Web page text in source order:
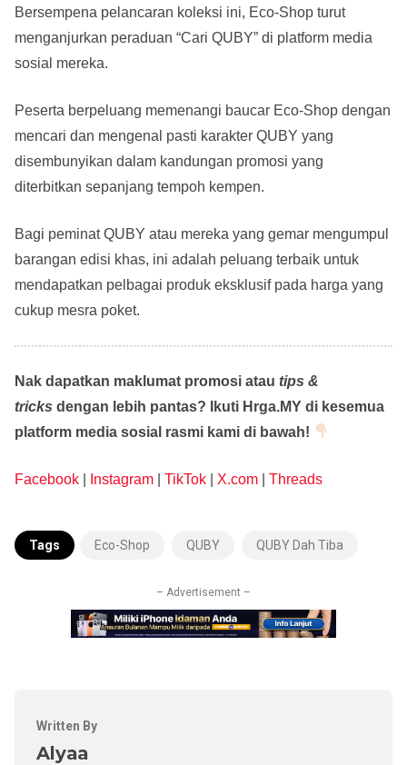
Bersempena pelancaran koleksi ini, Eco-Shop turut
menganjurkan peraduan “Cari QUBY” di platform media
sosial mereka.
Peserta berpeluang memenangi baucar Eco-Shop dengan
mencari dan mengenal pasti karakter QUBY yang
disembunyikan dalam kandungan promosi yang
diterbitkan sepanjang tempoh kempen.
Bagi peminat QUBY atau mereka yang gemar mengumpul
barangan edisi khas, ini adalah peluang terbaik untuk
mendapatkan pelbagai produk eksklusif pada harga yang
cukup mesra poket.
Nak dapatkan maklumat promosi atau tips &
tricks dengan lebih pantas? Ikuti Hrga.MY di kesemua
platform media sosial rasmi kami di bawah!
Facebook Instagram TikTok X.com Threads
Tags Eco-Shop QUBY QUBY Dah Tiba
– Advertisement –
Written By
Alyaa